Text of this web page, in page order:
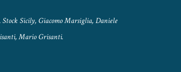
Sicily, Giacomo Marsiglia, Daniele
Mario Grisanti.